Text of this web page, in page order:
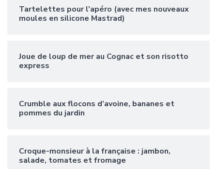
Tartelettes pour l’apéro (avec mes nouveaux
moules en silicone Mastrad)
Joue de loup de mer au Cognac et son risotto
express
Crumble aux flocons d’avoine, bananes et
pommes du jardin
Croque-monsieur à la française : jambon,
salade, tomates et fromage